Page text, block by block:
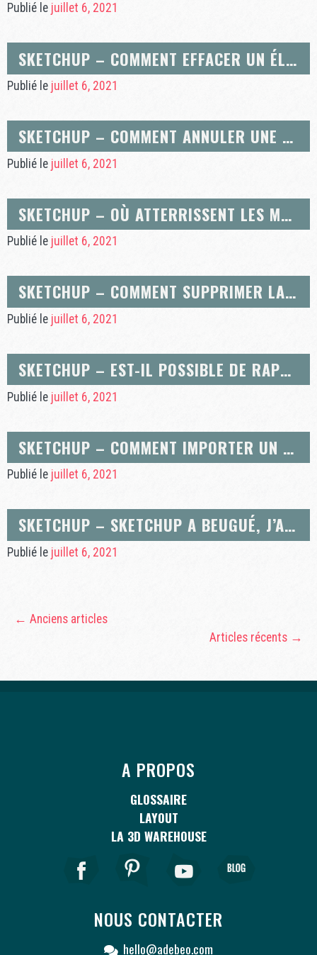
Publié le juillet 6, 2021
SKETCHUP – COMMENT EFFACER UN ÉLÉMENT DANS SKETCHUP ?
Publié le juillet 6, 2021
SKETCHUP – COMMENT ANNULER UNE FACE DANS SKETCHUP ?
Publié le juillet 6, 2021
SKETCHUP – OÙ ATTERRISSENT LES MODÈLES SKETCHUP TÉLÉCHARGÉS DEPUIS LA 3D WAREHOUSE DE SKETCHUP ?
Publié le juillet 6, 2021
SKETCHUP – COMMENT SUPPRIMER LA LISTE DES FICHIERS RÉCENTS QUI APPARAÎT DANS LE MENU FICHIER ?
Publié le juillet 6, 2021
SKETCHUP – EST-IL POSSIBLE DE RAPPELER UNE PIÈCE DÉJÀ CRÉÉE POUR LA PLACER DANS MON MODÈLE 3D SKETCHUP ?
Publié le juillet 6, 2021
SKETCHUP – COMMENT IMPORTER UN OBJET DE LA 3D WAREHOUSE FAIT DANS UNE VERSION DE SKETCHUP PLUS RÉCENTE?
Publié le juillet 6, 2021
SKETCHUP – SKETCHUP A BEUGUÉ, J’AI PERDU MON DESSIN. COMMENT LE RETROUVER ?
Publié le juillet 6, 2021
← Anciens articles
Articles récents →
A PROPOS
GLOSSAIRE
LAYOUT
LA 3D WAREHOUSE
NOUS CONTACTER
hello@adebeo.com